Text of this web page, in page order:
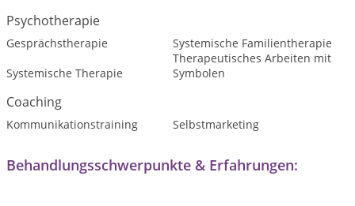
Psychotherapie
Gesprächstherapie
Systemische Familientherapie
Systemische Therapie
Therapeutisches Arbeiten mit
Symbolen
Coaching
Kommunikationstraining Selbstmarketing
Behandlungsschwerpunkte & Erfahrungen: